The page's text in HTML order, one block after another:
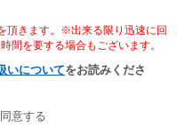
頂きます。※出来る限り迅速に回
間を要する場合もございます。
いについてをお読みくださ
同意する